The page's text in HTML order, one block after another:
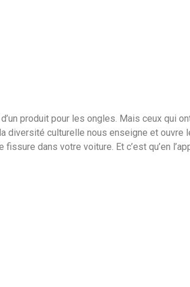
produit pour les ongles. Mais ceux qui
diversité culturelle nous enseigne et
dans votre voiture. Et c’est qu’en